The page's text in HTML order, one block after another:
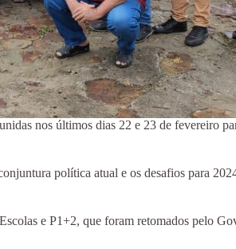
nos últimos dias 22 e 23 de fevereiro
política atual e os desafios para
e P1+2, que foram retomados pelo